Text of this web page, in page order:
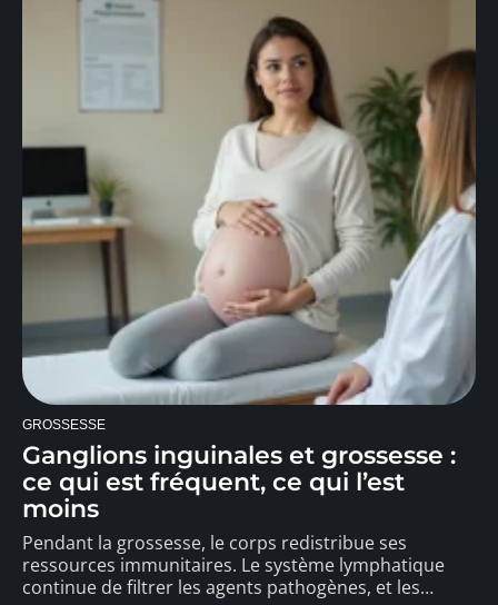
GROSSESSE
Ganglions inguinales et grossesse :
ce qui est fréquent, ce qui l’est
moins
Pendant la grossesse, le corps redistribue ses
ressources immunitaires. Le système lymphatique
continue de filtrer les agents pathogènes, et les…